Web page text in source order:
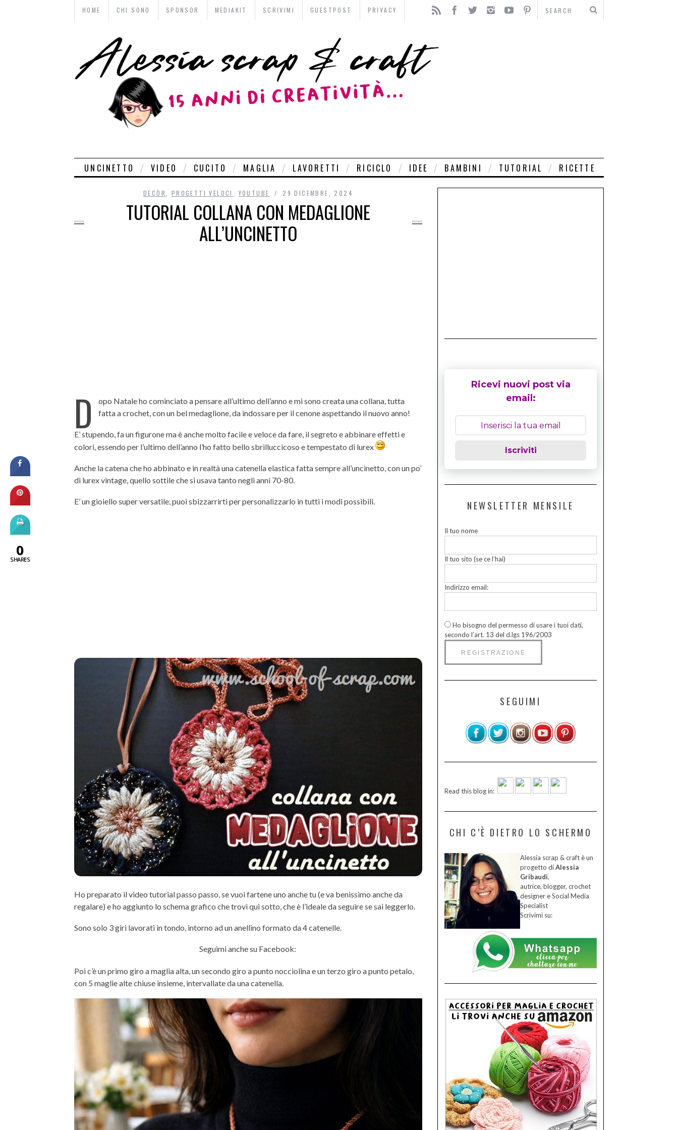
HOME CHI SONO SPONSOR MEDIAKIT SCRIVIMI GUESTPOST PRIVACY
UNCINETTO VIDEO CUCITO MAGLIA LAVORETTI RICICLO IDEE BAMBINI TUTORIAL RICETTE
DECÒR PROGETTI VELOCI YOUTUBE 29 DICEMBRE, 2024
TUTORIAL COLLANA CON MEDAGLIONE
ALL’UNCINETTO
D
opo Natale ho cominciato a pensare all’ultimo dell’anno e mi sono creata una collana, tutta
fatta a crochet, con un bel medaglione, da indossare per il cenone aspettando il nuovo anno!
E’ stupendo, fa un figurone ma è anche molto facile e veloce da fare, il segreto e abbinare effetti e
colori, essendo per l’ultimo dell’anno l’ho fatto bello sbrilluccicoso e tempestato di lurex
Anche la catena che ho abbinato e in realtà una catenella elastica fatta sempre all’uncinetto, con un po’
di lurex vintage, quello sottile che si usava tanto negli anni 70-80.
E’ un gioiello super versatile, puoi sbizzarrirti per personalizzarlo in tutti i modi possibili.
Ho preparato il video tutorial passo passo, se vuoi fartene uno anche tu (e va benissimo anche da
regalare) e ho aggiunto lo schema grafico che trovi qui sotto, che è l’ideale da seguire se sai leggerlo.
Sono solo 3 giri lavorati in tondo, intorno ad un anellino formato da 4 catenelle.
Seguimi anche su Facebook:
Poi c’è un primo giro a maglia alta, un secondo giro a punto nocciolina e un terzo giro a punto petalo,
con 5 maglie alte chiuse insieme, intervallate da una catenella.
Ricevi nuovi post via
email:
Iscriviti
NEWSLETTER MENSILE
Il tuo nome
Il tuo sito (se ce l’hai)
Indirizzo email:
Ho bisogno del permesso di usare i tuoi dati,
secondo l’art. 13 del d.lgs 196/2003
SEGUIMI
Read this blog in:
CHI C’È DIETRO LO SCHERMO
Alessia scrap & craft è un
progetto diAlessia
Gribaudi,
autrice, blogger, crochet
designer e Social Media
Specialist
Scrivimi su:
0
SHARES